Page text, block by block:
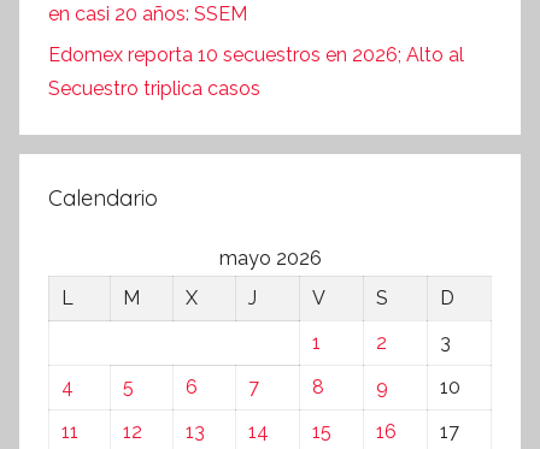
en casi 20 años: SSEM
Edomex reporta 10 secuestros en 2026; Alto al
Secuestro triplica casos
Calendario
mayo 2026
L
M X J V S
D
1
2
3
4
5 6 7 8 9
10
11
12 13 14 15 16
17